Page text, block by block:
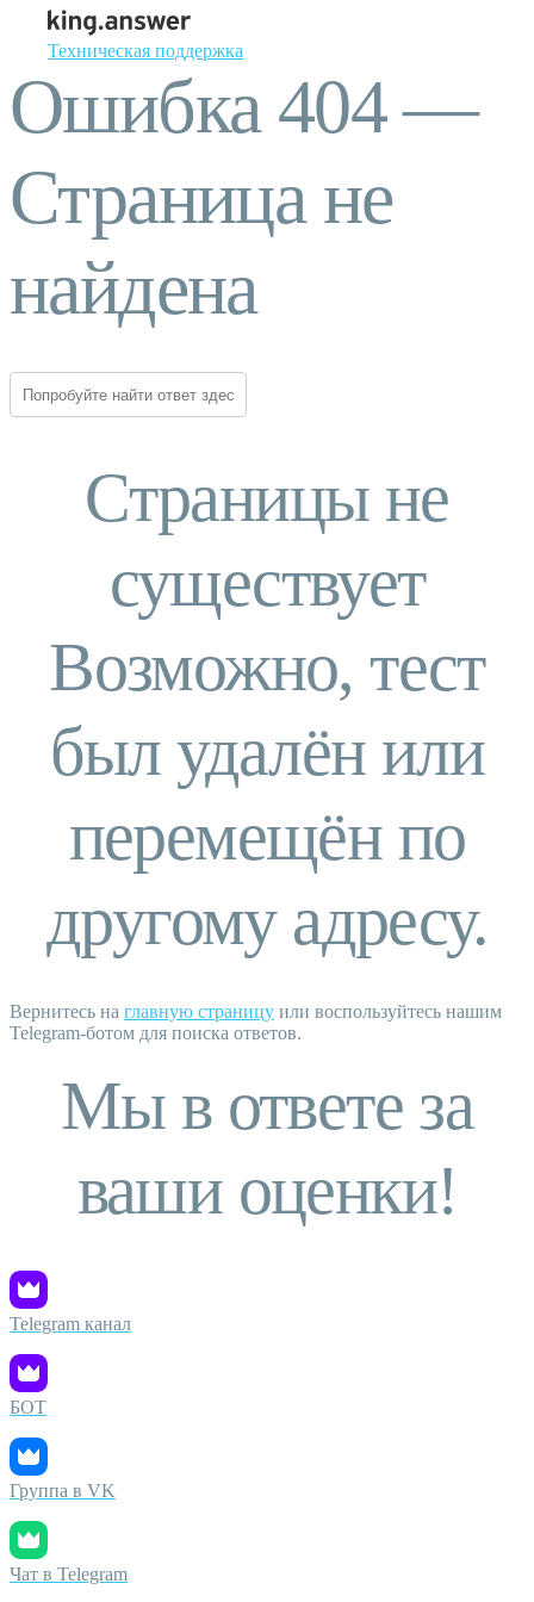
Техническая поддержка
Ошибка 404 —
Страница не
найдена
Страницы не
существует
Возможно, тест
был удалён или
перемещён по
другому адресу.
Вернитесь на главную страницу или воспользуйтесь нашим
Telegram-ботом для поиска ответов.
Мы в ответе за
ваши оценки!
Telegram канал
БОТ
Группа в VK
Чат в Telegram